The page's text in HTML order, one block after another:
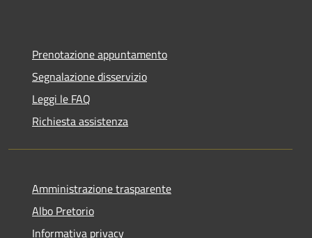
Prenotazione appuntamento
Segnalazione disservizio
Leggi le FAQ
Richiesta assistenza
Amministrazione trasparente
Albo Pretorio
Informativa privacy